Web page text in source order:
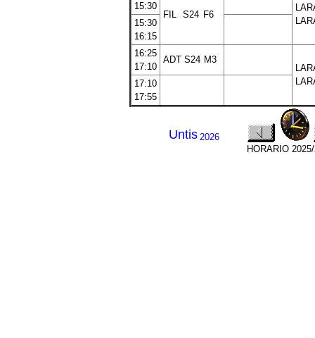
15:30
FIL S24 F6
15:30
16:15
16:25
17:10
ADT S24 M3
17:10
17:55
Untis 2026
HORARIO